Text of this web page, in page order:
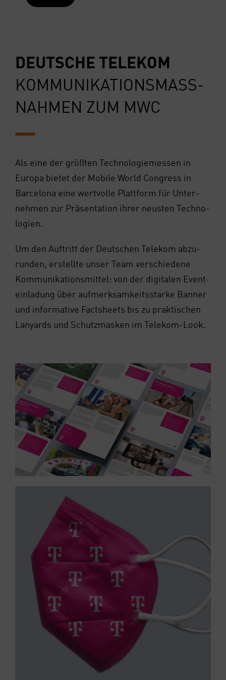
DEUT­SCHE TELE­KOM
KOM­MU­NI­KA­TI­ONS­MASS­
NAH­MEN ZUM MWC
Als eine der größ­ten Tech­no­lo­gie­mes­sen in
Euro­pa bie­tet der Mobi­le World Con­gress in
Bar­ce­lo­na eine wert­vol­le Platt­form für Unter­
neh­men zur Prä­sen­ta­ti­on ihrer neus­ten Tech­no­
lo­gien.
Um den Auf­tritt der Deut­schen Tele­kom abzu­
run­den, erstell­te unser Team ver­schie­de­ne
Kom­mu­ni­ka­ti­ons­mit­tel: von der digi­ta­len Event­
ein­la­dung über auf­merk­sam­keits­star­ke Ban­ner
und infor­ma­ti­ve Facts­heets bis zu prak­ti­schen
Lan­yards und Schutz­mas­ken im Tele­kom-Look.